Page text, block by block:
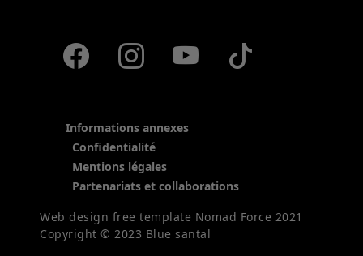
Informations annexes
Confidentialité
Mentions légales
Partenariats et collaborations
Web design free template Nomad Force 2021
Copyright © 2023 Blue santal